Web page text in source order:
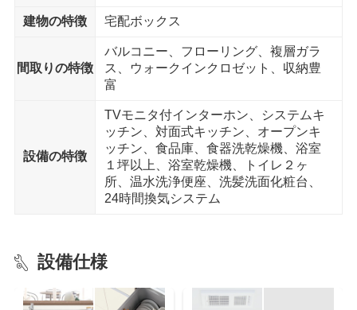
下堤外児童公園 まで10分
建物の特徴 宅配ボックス
間取りの特徴
バルコニー、フローリング、複層ガラ
ス、ウォークインクロゼット、収納豊
富
設備の特徴
TVモニタ付インターホン、システムキ
ッチン、対面式キッチン、オープンキ
ッチン、食品庫、食器洗乾燥機、浴室
１坪以上、浴室乾燥機、トイレ２ヶ
所、温水洗浄便座、洗髪洗面化粧台、
24時間換気システム
設備仕様